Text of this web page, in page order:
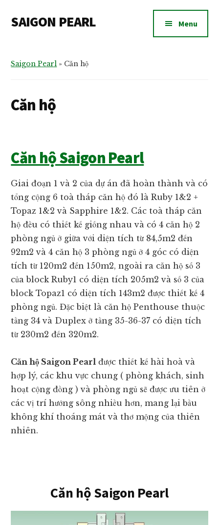
main
qua
primary
footer
menu
SAIGON PEARL
căn
cư
và
thuê
Menu
Saigon Pearl » Căn hộ
Căn hộ
Căn hộ Saigon Pearl
Giai đoạn 1 và 2 của dự án đã hoàn thành và có
tổng cộng 6 toà tháp căn hộ đó là Ruby 1&2 +
Topaz 1&2 và Sapphire 1&2. Các toà tháp căn
hộ đều có thiết kế giống nhau và có 4 căn hộ 2
phòng ngủ ở giữa với diện tích từ 84,5m2 đến
92m2 và 4 căn hộ 3 phòng ngủ ở 4 góc có diện
tích từ 120m2 đến 150m2, ngoài ra căn hộ số 3
của block Ruby1 có diện tích 205m2 và số 3 của
block Topaz1 có diện tích 143m2 được thiết kế 4
phòng ngủ. Đặc biệt là căn hộ Penthouse thuộc
tầng 34 và Duplex ở tầng 35-36-37 có diện tích
từ 230m2 đến 320m2.
Căn hộ Saigon Pearl được thiết kế hài hoà và
hợp lý, các khu vực chung ( phòng khách, sinh
hoạt cộng đồng ) và phòng ngủ sẽ được ưu tiên ở
các vị trí hướng sông nhiều hơn, mang lại bầu
không khí thoáng mát và thơ mộng của thiên
nhiên.
Căn hộ Saigon Pearl